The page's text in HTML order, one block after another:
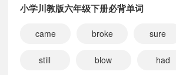
小学川教版六年级下册必背单词
came broke sure
still blow had